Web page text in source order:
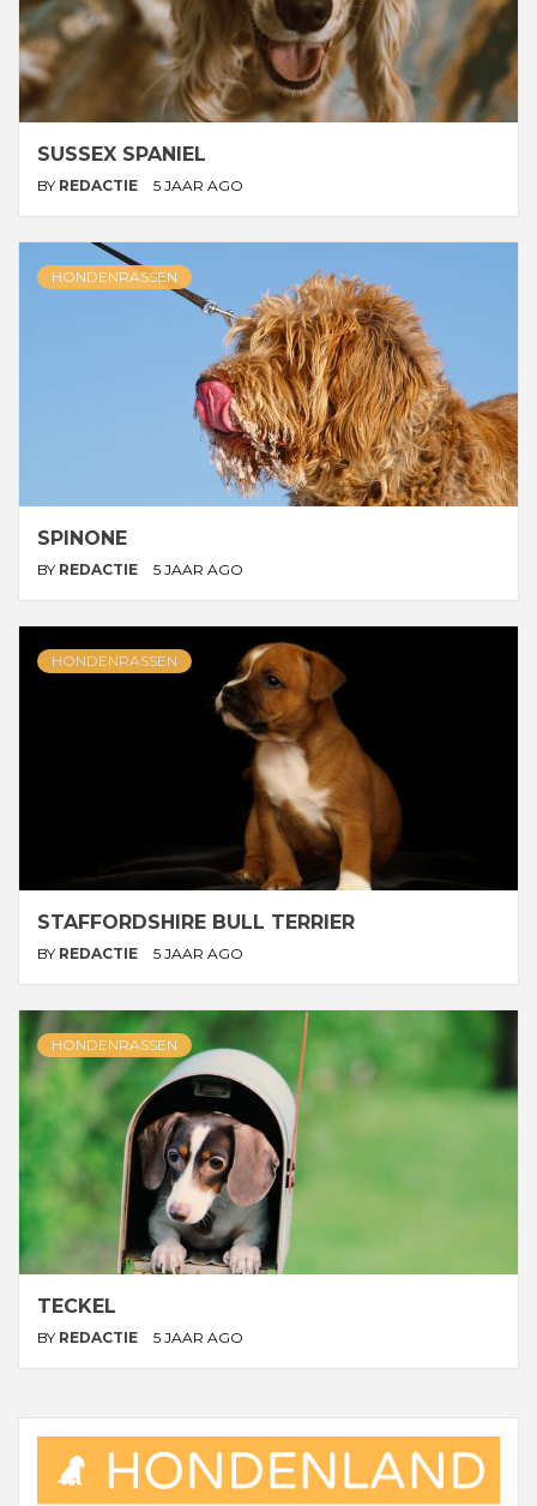
SUSSEX SPANIEL
BY REDACTIE 5 JAAR AGO
HONDENRASSEN
SPINONE
BY REDACTIE 5 JAAR AGO
HONDENRASSEN
STAFFORDSHIRE BULL TERRIER
BY REDACTIE 5 JAAR AGO
HONDENRASSEN
TECKEL
BY REDACTIE 5 JAAR AGO